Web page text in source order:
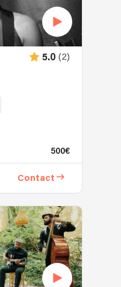
5.0 (2)
500€
Contact